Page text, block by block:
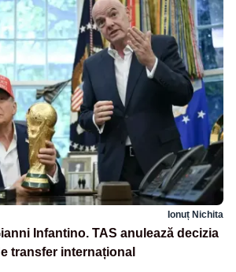
Ionuț Nichita
Infantino. TAS anulează decizia
transfer internațional